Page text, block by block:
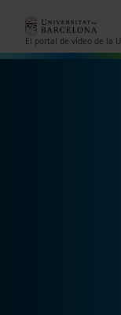
El portal de vídeo de la